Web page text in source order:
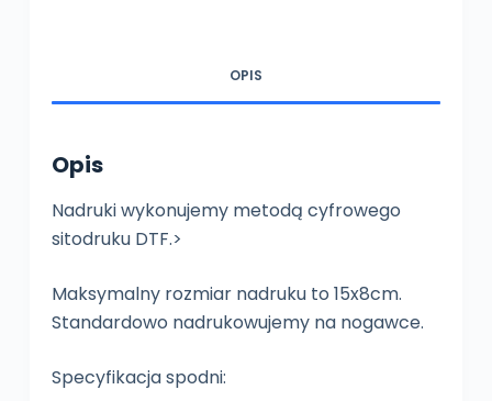
OPIS
Opis
Nadruki wykonujemy metodą cyfrowego
sitodruku DTF.>
Maksymalny rozmiar nadruku to 15x8cm.
Standardowo nadrukowujemy na nogawce.
Specyfikacja spodni: